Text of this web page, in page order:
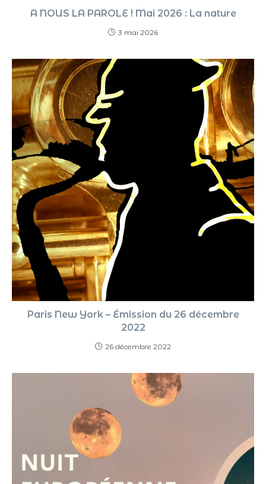
A NOUS LA PAROLE ! Mai 2026 : La nature
3 mai 2026
Paris New York – Émission du 26 décembre
2022
26 décembre 2022